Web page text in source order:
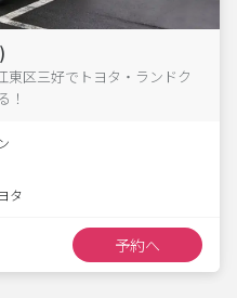
東区三好でトヨタ・ランドク
！
タ
予約へ